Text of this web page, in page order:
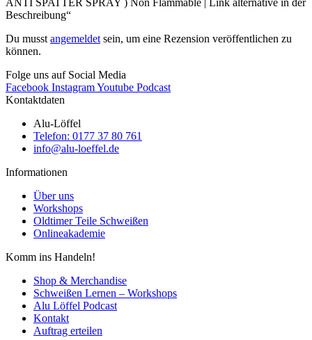
ANTI SPATTER SPRAY ) Non Flammable | Link alternative in der
Beschreibung“
Du musst angemeldet sein, um eine Rezension veröffentlichen zu
können.
Folge uns auf Social Media
Facebook InstagramYoutube Podcast
Kontaktdaten
Alu-Löffel
Telefon: 0177 37 80 761
info@alu-loeffel.de
Informationen
Über uns
Workshops
Oldtimer Teile Schweißen
Onlineakademie
Komm ins Handeln!
Shop & Merchandise
Schweißen Lernen – Workshops
Alu Löffel Podcast
Kontakt
Auftrag erteilen